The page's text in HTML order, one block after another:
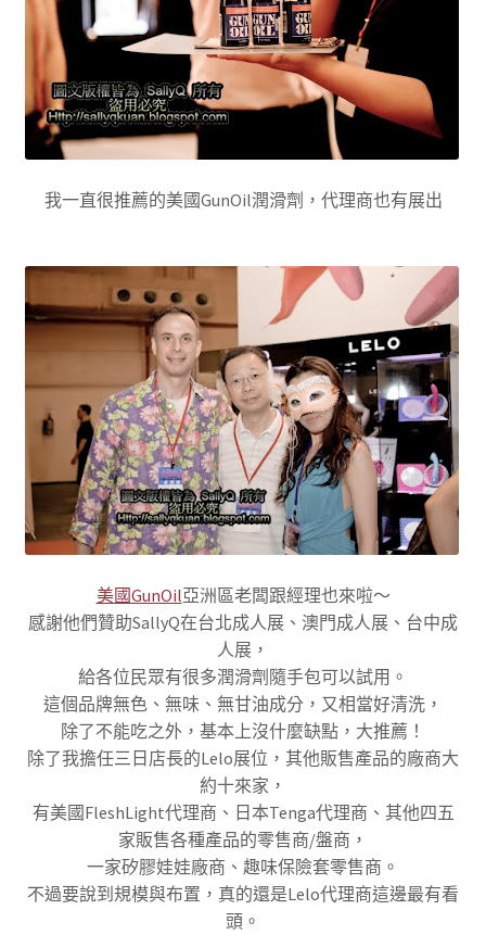
我一直很推薦的美國GunOil潤滑劑，代理商也有展出
美國GunOil亞洲區老闆跟經理也來啦～
感謝他們贊助SallyQ在台北成人展、澳門成人展、台中成
人展，
給各位民眾有很多潤滑劑隨手包可以試用。
這個品牌無色、無味、無甘油成分，又相當好清洗，
除了不能吃之外，基本上沒什麼缺點，大推薦！
除了我擔任三日店長的Lelo展位，其他販售產品的廠商大
約十來家，
有美國FleshLight代理商、日本Tenga代理商、其他四五
家販售各種產品的零售商/盤商，
一家矽膠娃娃廠商、趣味保險套零售商。
不過要說到規模與布置，真的還是Lelo代理商這邊最有看
頭。